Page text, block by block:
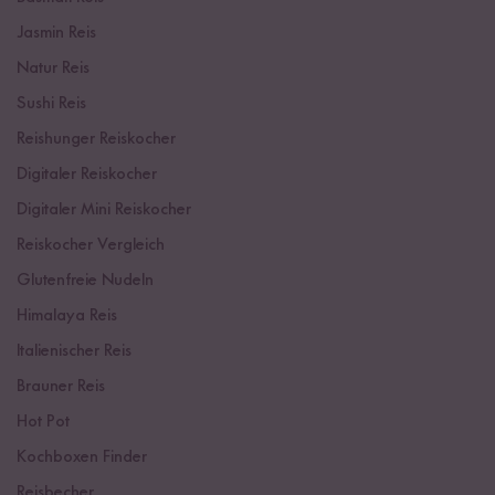
Jasmin Reis
Natur Reis
Sushi Reis
Reishunger Reiskocher
Digitaler Reiskocher
Digitaler Mini Reiskocher
Reiskocher Vergleich
Glutenfreie Nudeln
Himalaya Reis
Italienischer Reis
Brauner Reis
Hot Pot
Kochboxen Finder